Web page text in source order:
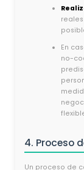
En
no-
4. Proceso
Un proceso de